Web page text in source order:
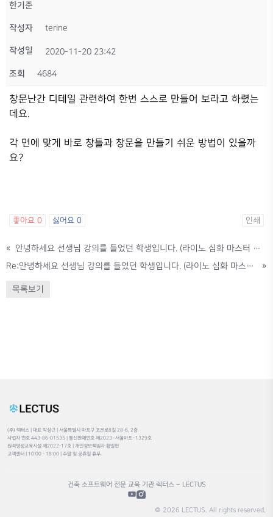
한기준
작성자 terine
작성일 2020-11-20 23:42
조회 4684
창문난간 디테일 관련하여 한번 스스로 만들어 보라고 하렸는
데요.
각 면에 맞게 바로 창틀과 창문을 만들기 쉬운 방법이 있을까
요?
좋아요 0 싫어요 0 인쇄
«
안녕하세요 선생님 강의를 들었던 학생입니다. (라이노 심화 마스터 강의) 질문 있습니다
Re:안녕하세요 선생님 강의를 들었던 학생입니다. (라이노 심화 마스터 강의) 질문 있습니다
»
목록보기